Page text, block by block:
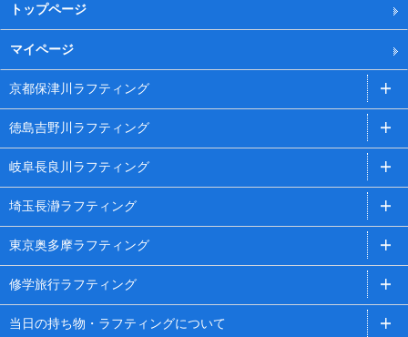
トップページ
マイページ
京都保津川ラフティング
徳島吉野川ラフティング
岐阜長良川ラフティング
埼玉長瀞ラフティング
東京奥多摩ラフティング
修学旅行ラフティング
当日の持ち物・ラフティングについて